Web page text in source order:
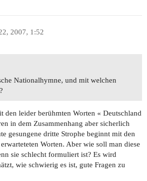
2007, 1:52
Nationalhymne, und mit welchen
den leider berühmten Worten « Deutschland
in dem Zusammenhang aber sicherlich
gesungene dritte Strophe beginnt mit den
Worten. Aber wie soll man diese
sie schlecht formuliert ist? Es wird
wie schwierig es ist, gute Fragen zu